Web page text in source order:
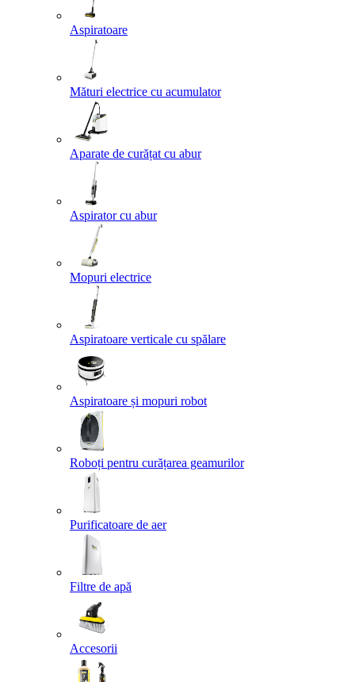
Aspiratoare
Mături electrice cu acumulator
Aparate de curățat cu abur
Aspirator cu abur
Mopuri electrice
Aspiratoare verticale cu spălare
Aspiratoare și mopuri robot
Roboți pentru curățarea geamurilor
Purificatoare de aer
Filtre de apă
Accesorii